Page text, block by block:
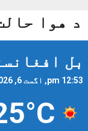
د هوا
12:53 pm, اگست 6, 2026